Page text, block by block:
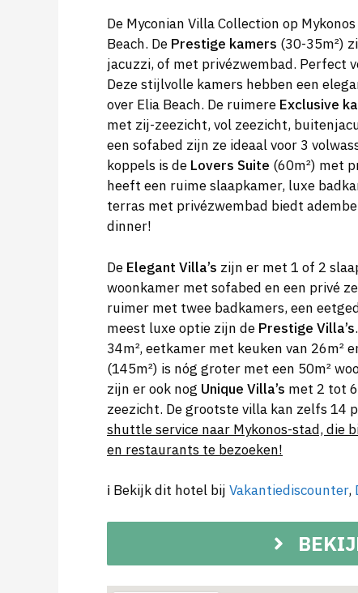
De Myconian Villa Collection op
Beach. De Prestige kamers (30-35m²)
jacuzzi, of met privézwembad. Perfect
Deze stijlvolle kamers hebben een
over Elia Beach. De ruimere Exclusive
met zij-zeezicht, vol zeezicht,
een sofabed zijn ze ideaal voor 3
koppels is de Lovers Suite (60m²) met
heeft een ruime slaapkamer, luxe
terras met privézwembad biedt
dinner!
De Elegant Villa’s zijn er met 1 of 2
woonkamer met sofabed en een privé
ruimer met twee badkamers, een
meest luxe optie zijn de Prestige Villa’s
34m², eetkamer met keuken van 26m²
(145m²) is nóg groter met een 50m²
zijn er ook nog Unique Villa’s met 2 tot
zeezicht. De grootste villa kan zelfs 14
shuttle service naar Mykonos-stad, die
en restaurants te bezoeken!
ℹ️ Bekijk dit hotel bij Vakantiediscounter,